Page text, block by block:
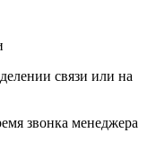
связи или на
звонка менеджера